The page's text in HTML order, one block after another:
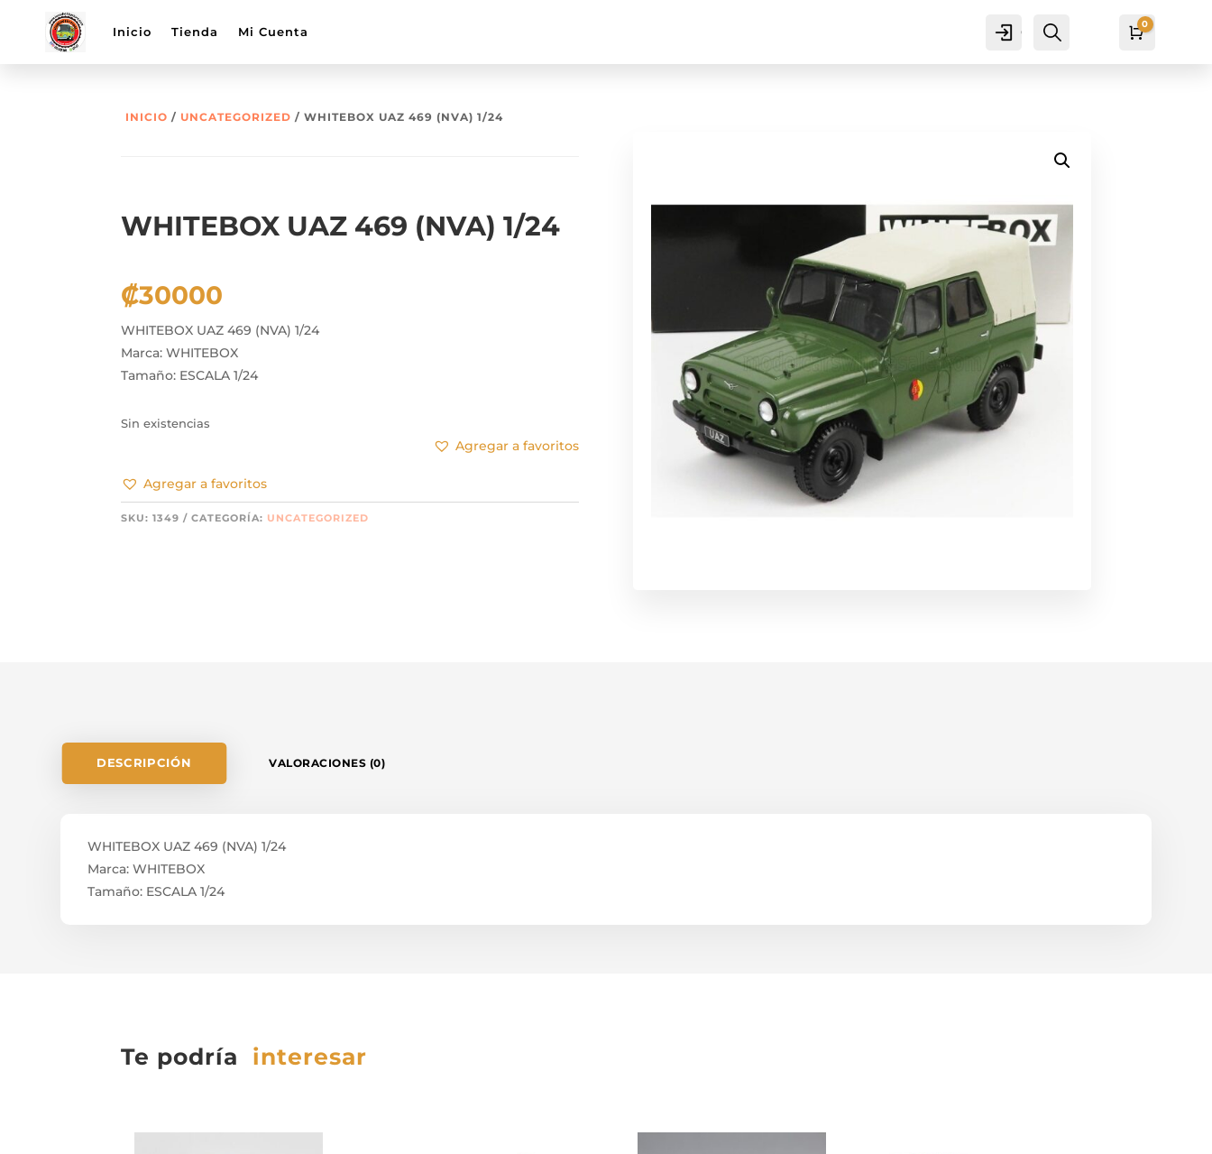
Inicio Tienda Mi Cuenta Cuenta Carro
0
INICIO / UNCATEGORIZED / WHITEBOX UAZ 469 (NVA) 1/24
WHITEBOX UAZ 469 (NVA) 1/24
₡30000
WHITEBOX UAZ 469 (NVA) 1/24
Marca: WHITEBOX
Tamaño: ESCALA 1/24
Sin existencias
Agregar a favoritos
Agregar a favoritos
SKU:1349 CATEGORÍA: UNCATEGORIZED
DESCRIPCIÓN VALORACIONES (0)
WHITEBOX UAZ 469 (NVA) 1/24
Marca: WHITEBOX
Tamaño: ESCALA 1/24
Te podría interesar